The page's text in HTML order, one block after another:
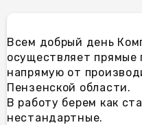
Всем добрый день
осуществляет прямые
напрямую от
Пeнзeнcкoй oбласти.
В работу берем как
нестандартные.